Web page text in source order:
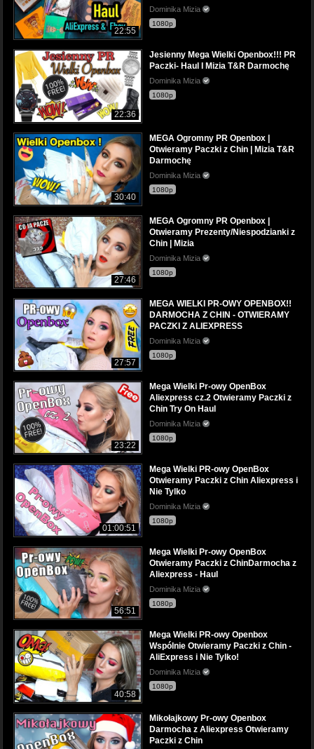
22:55
Dominika Mizia
1080p
22:36
Jesienny Mega Wielki Openbox!!! PR
Paczki- Haul I Mizia T&R Darmochę
Dominika Mizia
1080p
30:40
MEGA Ogromny PR Openbox |
Otwieramy Paczki z Chin | Mizia T&R
Darmochę
Dominika Mizia
1080p
27:46
MEGA Ogromny PR Openbox |
Otwieramy Prezenty/Niespodzianki z
Chin | Mizia
Dominika Mizia
1080p
27:57
MEGA WIELKI PR-OWY OPENBOX!!
DARMOCHA Z CHIN - OTWIERAMY
PACZKI Z ALIEXPRESS
Dominika Mizia
1080p
23:22
Mega Wielki Pr-owy OpenBox
Aliexpress cz.2 Otwieramy Paczki z
Chin Try On Haul
Dominika Mizia
1080p
01:00:51
Mega Wielki PR-owy OpenBox
Otwieramy Paczki z Chin Aliexpress i
Nie Tylko
Dominika Mizia
1080p
56:51
Mega Wielki Pr-owy OpenBox
Otwieramy Paczki z ChinDarmocha z
Aliexpress - Haul
Dominika Mizia
1080p
40:58
Mega Wielki PR-owy Openbox
Wspólnie Otwieramy Paczki z Chin -
AliExpress i Nie Tylko!
Dominika Mizia
1080p
Mikołajkowy Pr-owy Openbox
Darmocha z Aliexpress Otwieramy
Paczki z Chin